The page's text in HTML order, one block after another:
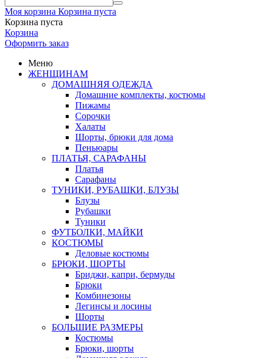
Моя корзина Корзина пуста
Корзина пуста
Корзина
Оформить заказ
Меню
ЖЕНЩИНАМ
ДОМАШНЯЯ ОДЕЖДА
Домашние комплекты, костюмы
Пижамы
Сорочки
Халаты
Шорты, брюки для дома
Пеньюары
ПЛАТЬЯ, САРАФАНЫ
Платья
Сарафаны
ТУНИКИ, РУБАШКИ, БЛУЗЫ
Блузы
Рубашки
Туники
ФУТБОЛКИ, МАЙКИ
КОСТЮМЫ
Деловые костюмы
БРЮКИ, ШОРТЫ
Бриджи, капри, бермуды
Брюки
Комбинезоны
Легинсы и лосины
Шорты
БОЛЬШИЕ РАЗМЕРЫ
Костюмы
Брюки, шорты